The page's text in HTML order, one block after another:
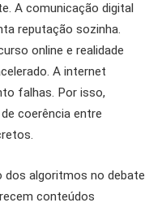
A comunicação digital
reputação sozinha.
online e realidade
A internet
falhas. Por isso,
coerência entre
algoritmos no debate
conteúdos